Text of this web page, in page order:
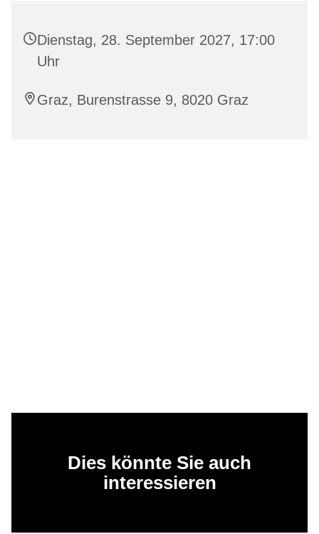
Dienstag, 28. September 2027, 17:00
Uhr
Graz, Burenstrasse 9, 8020 Graz
Dies könnte Sie auch
interessieren